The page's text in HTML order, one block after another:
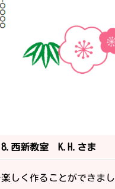
8.西新教室 K.H.さま
しく作ることができまし